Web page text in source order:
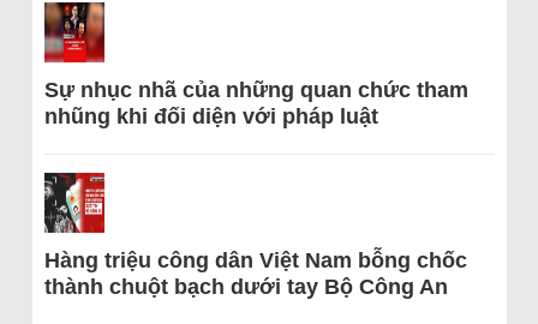
Sự nhục nhã của những quan chức tham
nhũng khi đối diện với pháp luật
Hàng triệu công dân Việt Nam bỗng chốc
thành chuột bạch dưới tay Bộ Công An